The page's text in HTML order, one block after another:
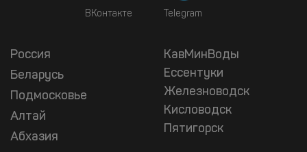
ВКонтакте Telegram
Россия
Беларусь
Подмосковье
Алтай
Абхазия
КавМинВоды
Ессентуки
Железноводск
Кисловодск
Пятигорск